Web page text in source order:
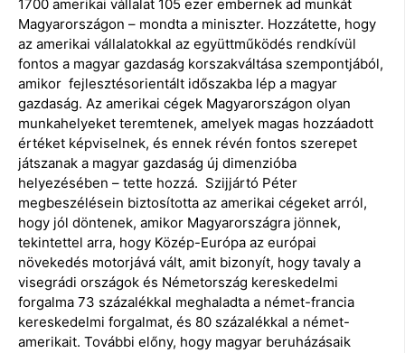
1700 amerikai vállalat 105 ezer embernek ad munkát
Magyarországon – mondta a miniszter. Hozzátette, hogy
az amerikai vállalatokkal az együttműködés rendkívül
fontos a magyar gazdaság korszakváltása szempontjából,
amikor fejlesztésorientált időszakba lép a magyar
gazdaság. Az amerikai cégek Magyarországon olyan
munkahelyeket teremtenek, amelyek magas hozzáadott
értéket képviselnek, és ennek révén fontos szerepet
játszanak a magyar gazdaság új dimenzióba
helyezésében – tette hozzá. Szijjártó Péter
megbeszélésein biztosította az amerikai cégeket arról,
hogy jól döntenek, amikor Magyarországra jönnek,
tekintettel arra, hogy Közép-Európa az európai
növekedés motorjává vált, amit bizonyít, hogy tavaly a
visegrádi országok és Németország kereskedelmi
forgalma 73 százalékkal meghaladta a német-francia
kereskedelmi forgalmat, és 80 százalékkal a német-
amerikait. További előny, hogy magyar beruházásaik